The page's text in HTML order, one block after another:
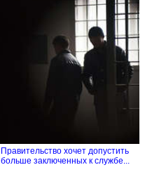
Правительство хочет допустить
больше заключенных к службе...